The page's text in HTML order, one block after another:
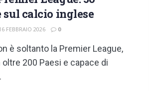
calcio inglese
FEBBRAIO 2026 0
è soltanto la Premier League,
200 Paesi e capace di